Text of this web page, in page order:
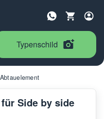
Typenschild
Abtauelement
Side by side